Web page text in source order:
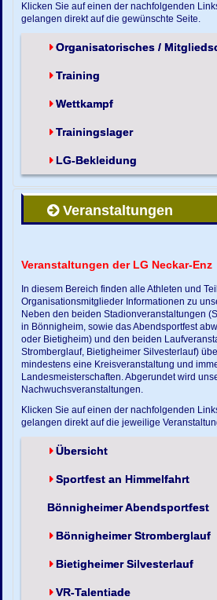
Klicken Sie auf einen der nachfolgenden
gelangen direkt auf die gewünschte Seite.
Organisatorisches /
Training
Wettkampf
Trainingslager
LG-Bekleidung
Veranstaltungen
Veranstaltungen der LG Neckar-Enz
In diesem Bereich finden alle Athleten und
Organisationsmitglieder Informationen zu
Neben den beiden Stadionveranstaltungen
in Bönnigheim, sowie das Abendsportfest
oder Bietigheim) und den beiden
Stromberglauf, Bietigheimer Silvesterlauf)
mindestens eine Kreisveranstaltung und
Landesmeisterschaften. Abgerundet wird
Nachwuchsveranstaltungen.
Klicken Sie auf einen der nachfolgenden
gelangen direkt auf die jeweilige
Übersicht
Sportfest an Himmelfahrt
Bönnigheimer Abendsportfest
Bönnigheimer Stromberglauf
Bietigheimer Silvesterlauf
VR-Talentiade